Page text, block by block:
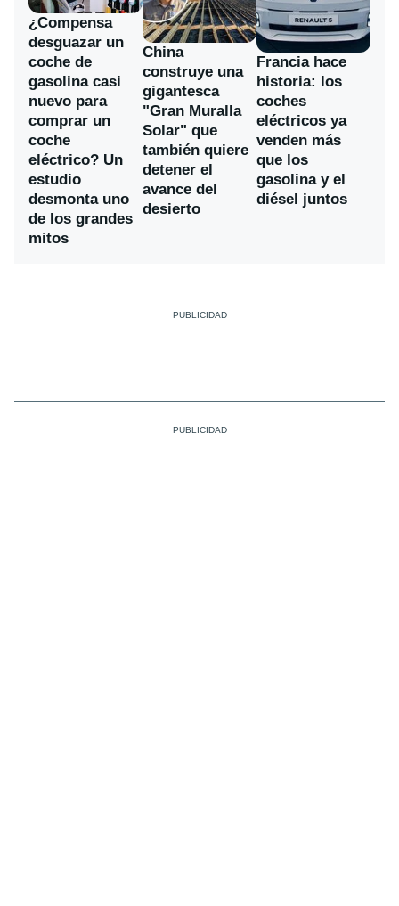
¿Compensa
desguazar un
coche de
gasolina casi
nuevo para
comprar un
coche
eléctrico? Un
estudio
desmonta uno
de los grandes
mitos
China
construye una
gigantesca
"Gran Muralla
Solar" que
también quiere
detener el
avance del
desierto
Francia hace
historia: los
coches
eléctricos ya
venden más
que los
gasolina y el
diésel juntos